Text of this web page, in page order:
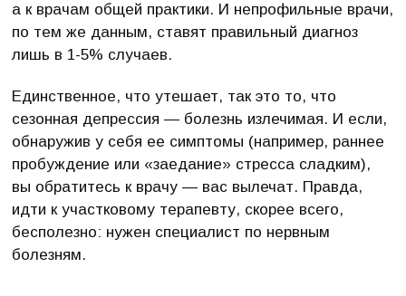
а к врачам общей практики. И непрофильные врачи,
по тем же данным, ставят правильный диагноз
лишь в 1-5% случаев.
Единственное, что утешает, так это то, что
сезонная депрессия — болезнь излечимая. И если,
обнаружив у себя ее симптомы (например, раннее
пробуждение или «заедание» стресса сладким),
вы обратитесь к врачу — вас вылечат. Правда,
идти к участковому терапевту, скорее всего,
бесполезно: нужен специалист по нервным
болезням.